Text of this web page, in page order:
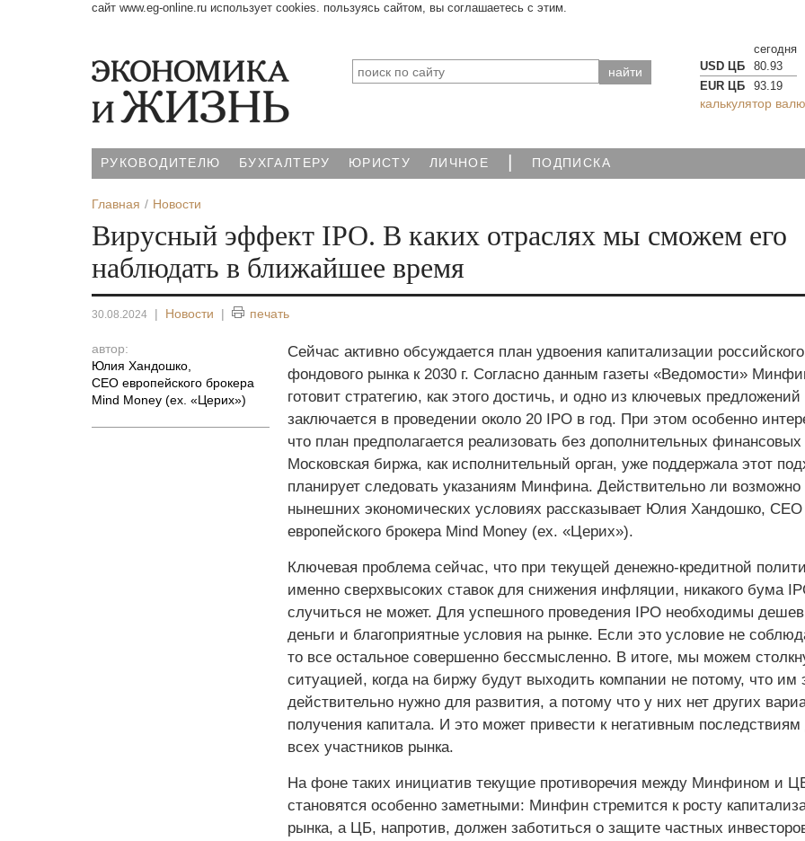
сайт www.eg-online.ru использует cookies. пользуясь сайтом, вы соглашаетесь с этим.
сегодня
USD ЦБ
80.93
EUR ЦБ
93.19
калькулятор
РУКОВОДИТЕЛЮ БУХГАЛТЕРУ ЮРИСТУ ЛИЧНОЕ | ПОДПИСКА
Главная Новости
Вирусный эффект IPO. В каких отраслях мы сможем его
наблюдать в ближайшее время
30.08.2024 | Новости | печать
автор:
Юлия Хандошко
CEO европейского брокера
Mind Money (ex. «Церих»)
Сейчас активно обсуждается план удвоения капитализации российского
фондового рынка к 2030 г. Согласно данным газеты «Ведомости»
готовит стратегию, как этого достичь, и одно из ключевых предложений
заключается в проведении около 20 IPO в год. При этом особенно
что план предполагается реализовать без дополнительных финансовых
Московская биржа, как исполнительный орган, уже поддержала этот
планирует следовать указаниям Минфина. Действительно ли возможно
нынешних экономических условиях рассказывает Юлия Хандошко, CEO
европейского брокера Mind Money (ex. «Церих»).
Ключевая проблема сейчас, что при текущей денежно-кредитной
именно сверхвысоких ставок для снижения инфляции, никакого бума
случиться не может. Для успешного проведения IPO необходимы
деньги и благоприятные условия на рынке. Если это условие не
то все остальное совершенно бессмысленно. В итоге, мы можем
ситуацией, когда на биржу будут выходить компании не потому, что им
действительно нужно для развития, а потому что у них нет других
получения капитала. И это может привести к негативным последствиям
всех участников рынка.
На фоне таких инициатив текущие противоречия между Минфином и
становятся особенно заметными: Минфин стремится к росту
рынка, а ЦБ, напротив, должен заботиться о защите частных